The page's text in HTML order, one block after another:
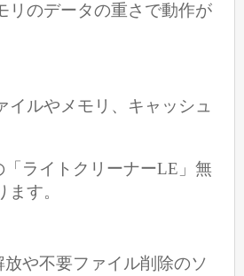
リのデータの重さで動作が
イルやメモリ、キャッシュ
「ライトクリーナーLE」無
す。
放や不要ファイル削除のソ